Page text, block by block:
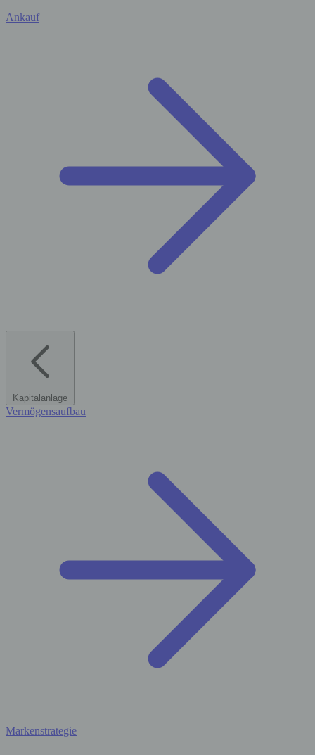
Ankauf
Kapitalanlage
Vermögensaufbau
Markenstrategie